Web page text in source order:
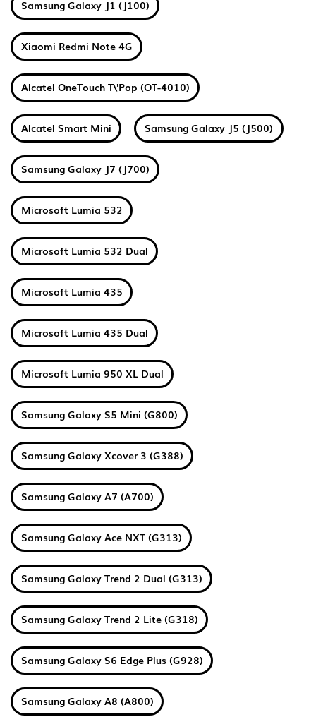
Samsung Galaxy J1 (J100)
Xiaomi Redmi Note 4G
Alcatel OneTouch T\'Pop (OT-4010)
Alcatel Smart Mini Samsung Galaxy J5 (J500)
Samsung Galaxy J7 (J700)
Microsoft Lumia 532
Microsoft Lumia 532 Dual
Microsoft Lumia 435
Microsoft Lumia 435 Dual
Microsoft Lumia 950 XL Dual
Samsung Galaxy S5 Mini (G800)
Samsung Galaxy Xcover 3 (G388)
Samsung Galaxy A7 (A700)
Samsung Galaxy Ace NXT (G313)
Samsung Galaxy Trend 2 Dual (G313)
Samsung Galaxy Trend 2 Lite (G318)
Samsung Galaxy S6 Edge Plus (G928)
Samsung Galaxy A8 (A800)